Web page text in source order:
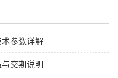
参数详解
交期说明